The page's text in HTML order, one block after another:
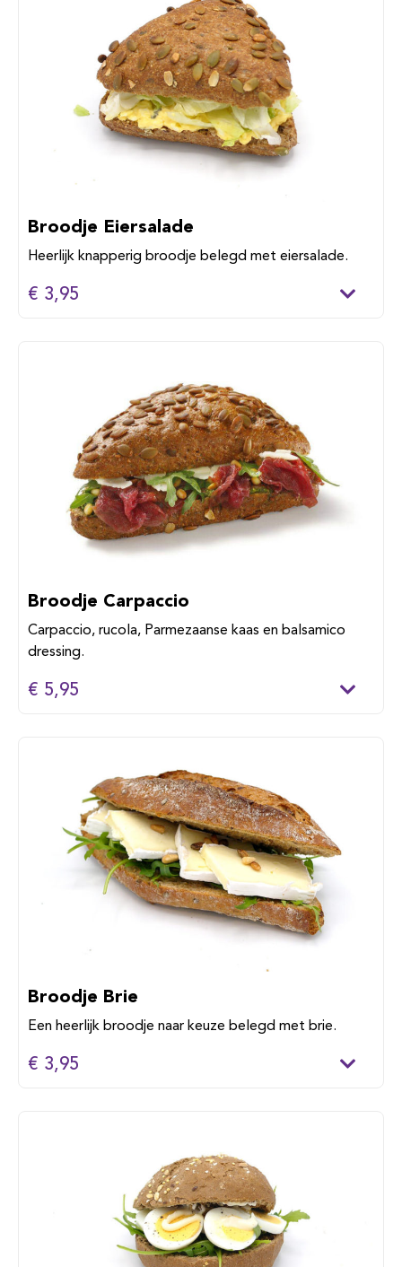
Broodje Eiersalade
Heerlijk knapperig broodje belegd met eiersalade.
€ 3,95
Broodje Carpaccio
Carpaccio, rucola, Parmezaanse kaas en balsamico
dressing.
€ 5,95
Broodje Brie
Een heerlijk broodje naar keuze belegd met brie.
€ 3,95